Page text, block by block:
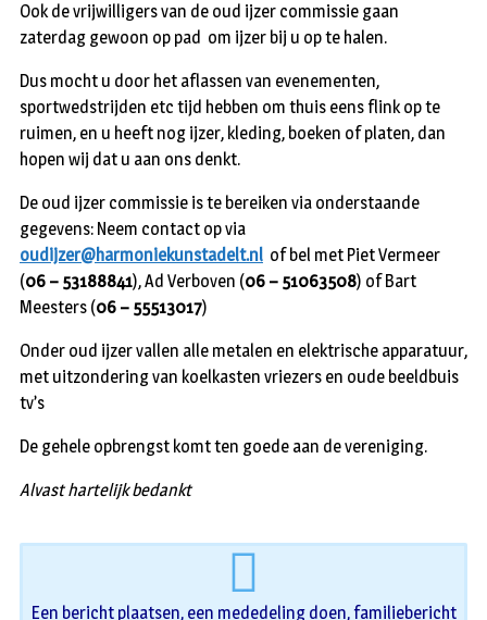
Ook de vrijwilligers van de oud ijzer commissie gaan
zaterdag gewoon op pad om ijzer bij u op te halen.
Dus mocht u door het aflassen van evenementen,
sportwedstrijden etc tijd hebben om thuis eens flink op te
ruimen, en u heeft nog ijzer, kleding, boeken of platen, dan
hopen wij dat u aan ons denkt.
De oud ijzer commissie is te bereiken via onderstaande
gegevens: Neem contact op via
oudijzer@harmoniekunstadelt.nl of bel met Piet Vermeer
(06 – 53188841), Ad Verboven (06 – 51063508) of Bart
Meesters (06 – 55513017)
Onder oud ijzer vallen alle metalen en elektrische apparatuur,
met uitzondering van koelkasten vriezers en oude beeldbuis
tv’s
De gehele opbrengst komt ten goede aan de vereniging.
Alvast hartelijk bedankt
Een bericht plaatsen, een mededeling doen, familiebericht